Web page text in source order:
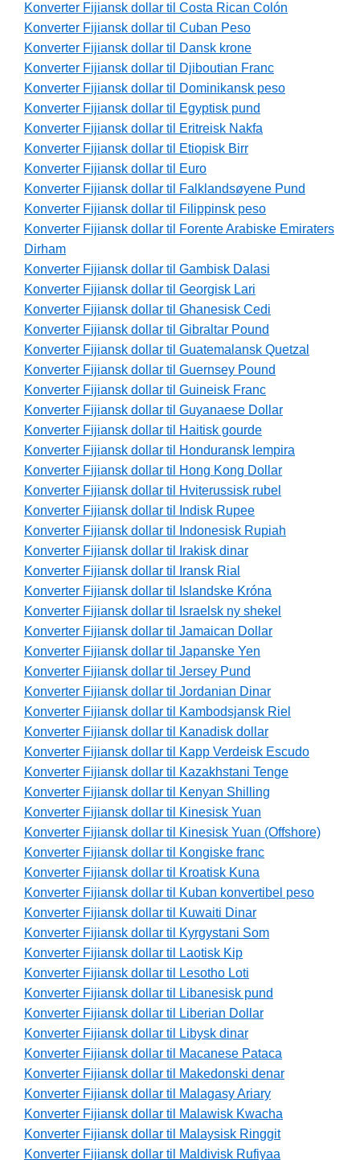
Konverter Fijiansk dollar til Costa Rican Colón
Konverter Fijiansk dollar til Cuban Peso
Konverter Fijiansk dollar til Dansk krone
Konverter Fijiansk dollar til Djiboutian Franc
Konverter Fijiansk dollar til Dominikansk peso
Konverter Fijiansk dollar til Egyptisk pund
Konverter Fijiansk dollar til Eritreisk Nakfa
Konverter Fijiansk dollar til Etiopisk Birr
Konverter Fijiansk dollar til Euro
Konverter Fijiansk dollar til Falklandsøyene Pund
Konverter Fijiansk dollar til Filippinsk peso
Konverter Fijiansk dollar til Forente Arabiske Emiraters
Dirham
Konverter Fijiansk dollar til Gambisk Dalasi
Konverter Fijiansk dollar til Georgisk Lari
Konverter Fijiansk dollar til Ghanesisk Cedi
Konverter Fijiansk dollar til Gibraltar Pound
Konverter Fijiansk dollar til Guatemalansk Quetzal
Konverter Fijiansk dollar til Guernsey Pound
Konverter Fijiansk dollar til Guineisk Franc
Konverter Fijiansk dollar til Guyanaese Dollar
Konverter Fijiansk dollar til Haitisk gourde
Konverter Fijiansk dollar til Honduransk lempira
Konverter Fijiansk dollar til Hong Kong Dollar
Konverter Fijiansk dollar til Hviterussisk rubel
Konverter Fijiansk dollar til Indisk Rupee
Konverter Fijiansk dollar til Indonesisk Rupiah
Konverter Fijiansk dollar til Irakisk dinar
Konverter Fijiansk dollar til Iransk Rial
Konverter Fijiansk dollar til Islandske Króna
Konverter Fijiansk dollar til Israelsk ny shekel
Konverter Fijiansk dollar til Jamaican Dollar
Konverter Fijiansk dollar til Japanske Yen
Konverter Fijiansk dollar til Jersey Pund
Konverter Fijiansk dollar til Jordanian Dinar
Konverter Fijiansk dollar til Kambodsjansk Riel
Konverter Fijiansk dollar til Kanadisk dollar
Konverter Fijiansk dollar til Kapp Verdeisk Escudo
Konverter Fijiansk dollar til Kazakhstani Tenge
Konverter Fijiansk dollar til Kenyan Shilling
Konverter Fijiansk dollar til Kinesisk Yuan
Konverter Fijiansk dollar til Kinesisk Yuan (Offshore)
Konverter Fijiansk dollar til Kongiske franc
Konverter Fijiansk dollar til Kroatisk Kuna
Konverter Fijiansk dollar til Kuban konvertibel peso
Konverter Fijiansk dollar til Kuwaiti Dinar
Konverter Fijiansk dollar til Kyrgystani Som
Konverter Fijiansk dollar til Laotisk Kip
Konverter Fijiansk dollar til Lesotho Loti
Konverter Fijiansk dollar til Libanesisk pund
Konverter Fijiansk dollar til Liberian Dollar
Konverter Fijiansk dollar til Libysk dinar
Konverter Fijiansk dollar til Macanese Pataca
Konverter Fijiansk dollar til Makedonski denar
Konverter Fijiansk dollar til Malagasy Ariary
Konverter Fijiansk dollar til Malawisk Kwacha
Konverter Fijiansk dollar til Malaysisk Ringgit
Konverter Fijiansk dollar til Maldivisk Rufiyaa